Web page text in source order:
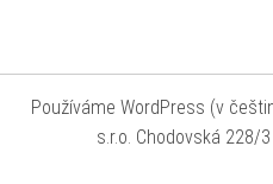
Používáme WordPress (v
s.r.o. Chodovská 228/